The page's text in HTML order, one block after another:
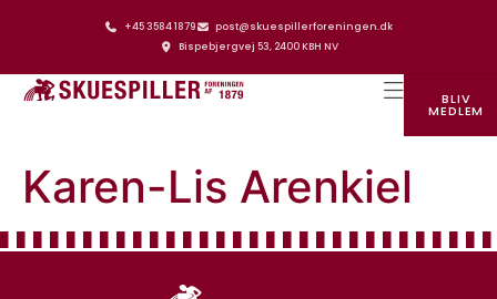
+45 3584 1879
post@skuespillerforeningen.dk
Bispebjergvej 53, 2400 KBH NV
BLIV
MEDLEM
Karen-Lis Arenkiel